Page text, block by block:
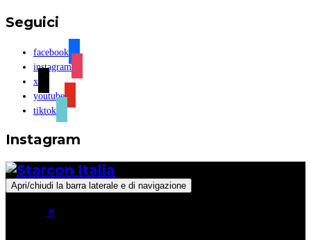
Seguici
facebook
instagram
x
youtube
tiktok
Instagram
Apri/chiudi la barra laterale e di navigazione
0